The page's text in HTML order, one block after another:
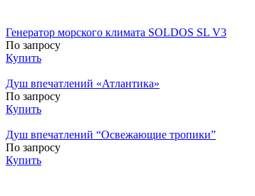
Генератор морского климата SOLDOS SL V3
По запросу
Купить
Душ впечатлений «Атлантика»
По запросу
Купить
Душ впечатлений “Освежающие тропики”
По запросу
Купить